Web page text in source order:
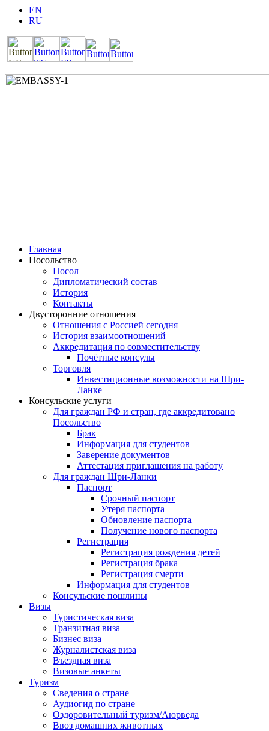
EN
RU
Главная
Посольство
Посол
Дипломатический состав
История
Контакты
Двусторонние отношения
Отношения с Россией сегодня
История взаимоотношений
Аккредитация по совместительству
Почётные консулы
Торговля
Инвестиционные возможности на Шри-
Ланке
Консульские услуги
Для граждан РФ и стран, где аккредитовано
Посольство
Брак
Информация для студентов
Заверение документов
Аттестация приглашения на работу
Для граждан Шри-Ланки
Паспорт
Срочный паспорт
Утеря паспорта
Обновление паспорта
Получение нового паспорта
Регистрация
Регистрация рождения детей
Регистрация брака
Регистрация смерти
Информация для студентов
Консульские пошлины
Визы
Туристическая виза
Транзитная виза
Бизнес виза
Журналистская виза
Въездная виза
Визовые анкеты
Туризм
Сведения о стране
Аудиогид по стране
Оздоровительный туризм/Аюрведа
Ввоз домашних животных